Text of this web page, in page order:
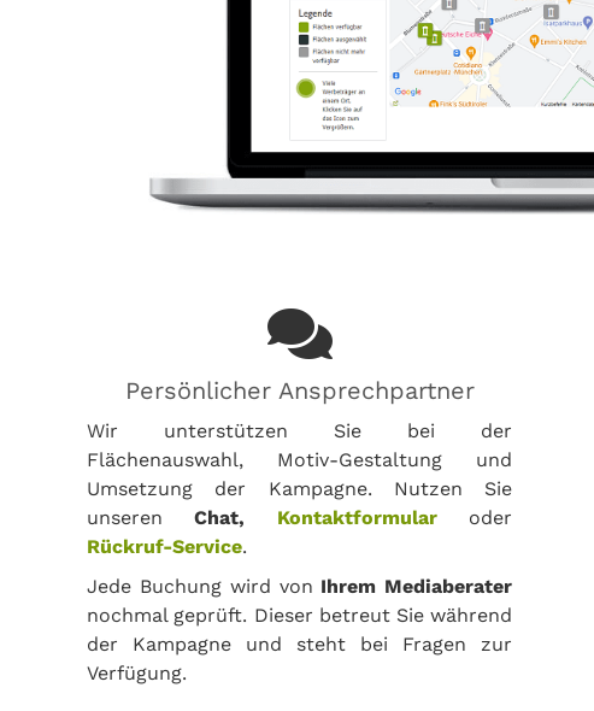
Persönlicher Ansprechpartner
Wir unterstützen Sie bei der
Flächenauswahl, Motiv-Gestaltung und
Umsetzung der Kampagne. Nutzen Sie
unserenChat, Kontaktformularoder
Rückruf-Service.
Jede Buchung wird von Ihrem Mediaberater
nochmal geprüft. Dieser betreut Sie während
der Kampagne und steht bei Fragen zur
Verfügung.